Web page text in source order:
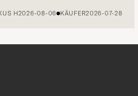
H2026-08-06 KÄUFER2026-07-28